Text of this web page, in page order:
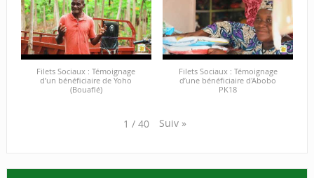
Filets Sociaux : Témoignage
d’un bénéficiaire de Yoho
(Bouaflé)
Filets Sociaux : Témoignage
d’une bénéficiaire d'Abobo
PK18
1 / 40 Suiv »